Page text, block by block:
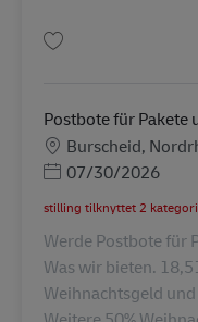
Postbote für
Lokation
Burscheid,
Posted Date
07/30/2026
stilling tilknyttet 2
Werde Postbote für
Was wir bieten.
Weihnachtsgeld